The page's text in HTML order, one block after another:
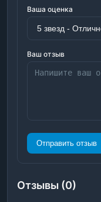
Ваша оценка
Ваш отзыв
Отправить отзыв
Отзывы (0)